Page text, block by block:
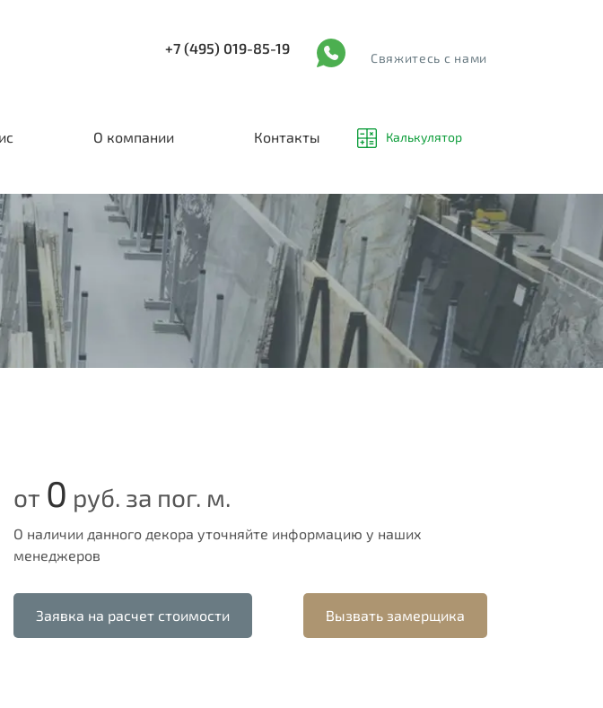
+7 (495) 019-85-19
Cвяжитесь с нами
О компании Контакты Калькулятор
от 0 руб. за пог. м.
О наличии данного декора уточняйте информацию у наших
менеджеров
Заявка на расчет стоимости Вызвать замерщика